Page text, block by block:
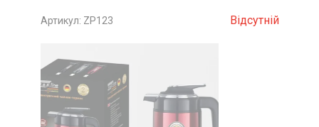
Артикул: ZP123 Відсутній